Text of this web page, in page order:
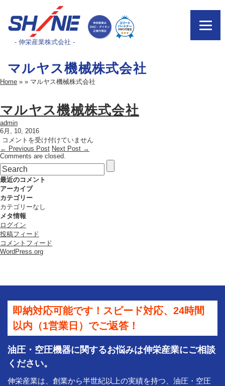
- 伸栄産業株式会社 -
マルヤス機械株式会社
Home » » マルヤス機械株式会社
マルヤス機械株式会社
admin
6月, 10, 2016
マ
ル
ヤ
ス
機
械
株
式
会
社
は
コメントを受け付けていません
← Previous Post Next Post →
Comments are closed.
最近のコメント
アーカイブ
カテゴリー
カテゴリーなし
メタ情報
ログイン
投稿フィード
コメントフィード
WordPress.org
即納対応可能です！スピード対応、24時間
以内（1営業日）でご返答！
油圧・空圧機器に関するお悩みは伸栄産業にご相談
ください。
伸栄産業は、創業から半世紀以上の実績を持つ、油圧・空圧